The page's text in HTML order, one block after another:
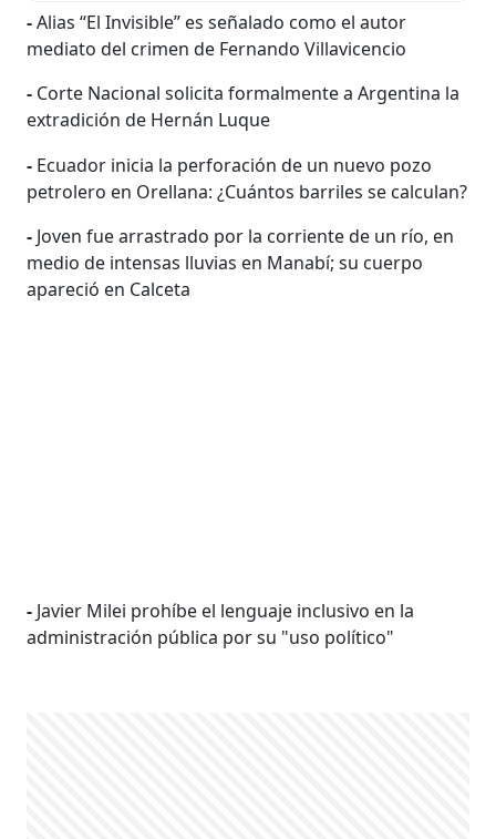
-Alias “El Invisible” es señalado como el autor
mediato del crimen de Fernando Villavicencio
- Corte Nacional solicita formalmente a Argentina la
extradición de Hernán Luque
- Ecuador inicia la perforación de un nuevo pozo
petrolero en Orellana: ¿Cuántos barriles se calculan?
- Joven fue arrastrado por la corriente de un río, en
medio de intensas lluvias en Manabí; su cuerpo
apareció en Calceta
- Javier Milei prohíbe el lenguaje inclusivo en la
administración pública por su "uso político"